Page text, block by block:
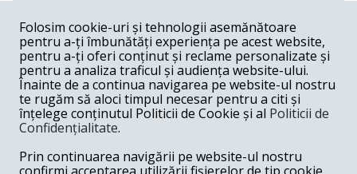
Comentariu
Postează comentariu
Întâi dai foc la casă și apoi ieși in fața reporterilor sa zici:
Folosim cookie-uri și tehnologii asemănătoare
pentru a-ți îmbunătăți experiența pe acest website,
pentru a-ți oferi conținut și reclame personalizate și
pentru a analiza traficul și audiența website-ului.
Înainte de a continua navigarea pe website-ul nostru
te rugăm să aloci timpul necesar pentru a citi și
înțelege conținutul Politicii de Cookie și al Politicii de
Confidențialitate.
Prin continuarea navigării pe website-ul nostru